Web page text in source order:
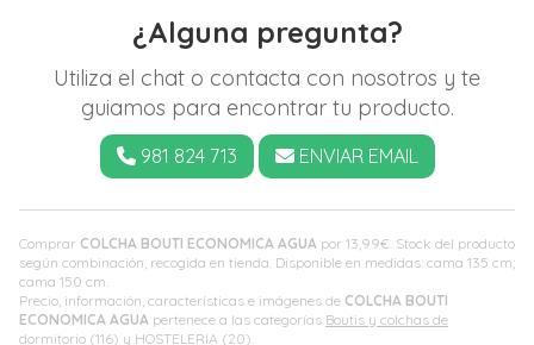
Comprar COLCHA BOUTI ECONOMICA AGUA por 13,99€ . Stock del producto
según combinación, recogida en tienda. Disponible en medidas: cama 135 cm;
cama 150 cm.
Precio, información, características e imágenes de COLCHA BOUTI
ECONOMICA AGUA pertenece a las categorías Boutis y colchas de
dormitorio (116) y HOSTELERIA (20).
¿Alguna pregunta?
Utiliza el chat o contacta con nosotros y te
guiamos para encontrar tu producto.
981 824 713 ENVIAR EMAIL